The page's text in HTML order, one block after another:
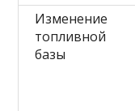
Изменение
топливной
базы